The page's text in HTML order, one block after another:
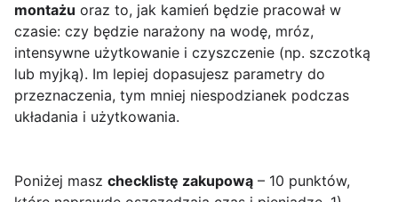
montażu oraz to, jak kamień będzie pracował w
czasie: czy będzie narażony na wodę, mróz,
intensywne użytkowanie i czyszczenie (np. szczotką
lub myjką). Im lepiej dopasujesz parametry do
przeznaczenia, tym mniej niespodzianek podczas
układania i użytkowania.
Poniżej masz checklistę zakupową – 10 punktów,